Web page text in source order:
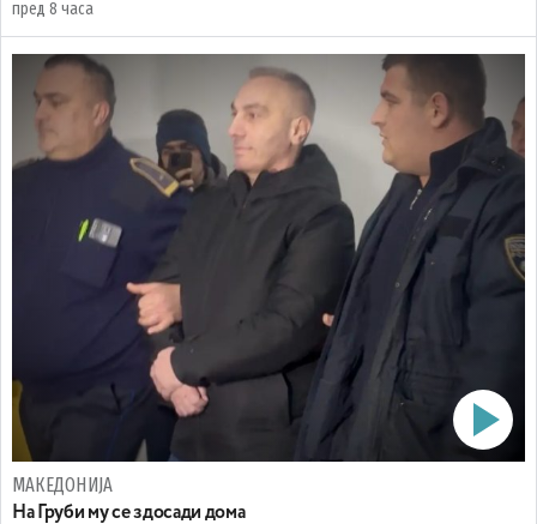
пред 8 часа
МАКЕДОНИЈА
На Груби му се здосади дома